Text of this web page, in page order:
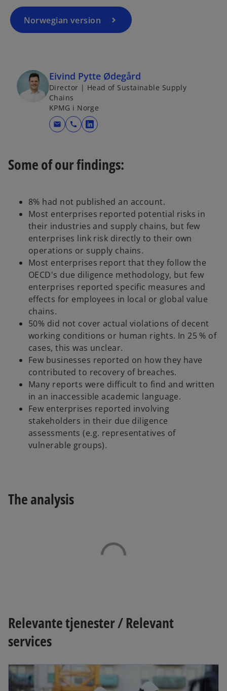
Norwegian version
Eivind Pytte Ødegård
Director | Head of Sustainable Supply
Chains
KPMG i Norge
mail call
o
n
n
a
n
e
w
t
a
b
Some of our findings:
8% had not published an account.
Most enterprises reported potential risks in
their industries and supply chains, but few
enterprises link risk directly to their own
operations or supply chains.
Most enterprises report that they follow the
OECD's due diligence methodology, but few
enterprises reported specific measures and
effects for employees in local or global value
chains.
50% did not cover actual violations of decent
working conditions or human rights. In 25 % of
cases, this was unclear.
Few businesses reported on how they have
contributed to recovery of breaches.
Many reports were difficult to find and written
in an inaccessible academic language.
Few enterprises reported involving
stakeholders in their due diligence
assessments (e.g. representatives of
vulnerable groups).
The analysis
Relevante tjenester / Relevant
services